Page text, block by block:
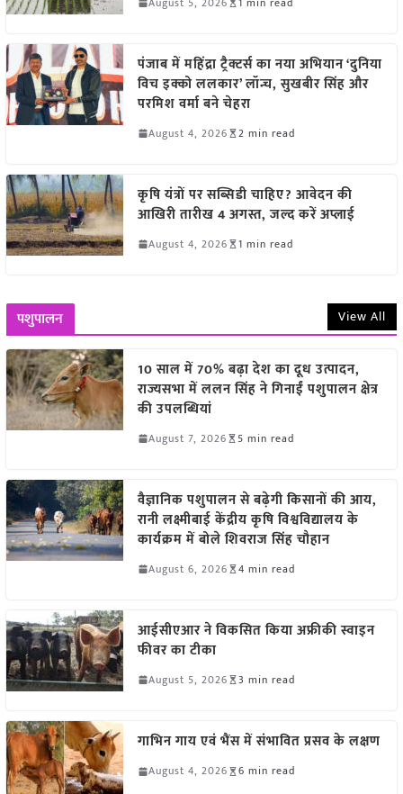
पंजाब में महिंद्रा ट्रैक्टर्स का नया अभियान ‘दुनिया
विच इक्को ललकार’ लॉन्च, सुखबीर सिंह और
परमिश वर्मा बने चेहरा
August 4, 2026 2 min read
कृषि यंत्रों पर सब्सिडी चाहिए? आवेदन की
आखिरी तारीख 4 अगस्त, जल्द करें अप्लाई
August 4, 2026 1 min read
पशुपालन View All
10 साल में 70% बढ़ा देश का दूध उत्पादन,
राज्यसभा में ललन सिंह ने गिनाईं पशुपालन क्षेत्र
की उपलब्धियां
August 7, 2026 5 min read
वैज्ञानिक पशुपालन से बढ़ेगी किसानों की आय,
रानी लक्ष्मीबाई केंद्रीय कृषि विश्वविद्यालय के
कार्यक्रम में बोले शिवराज सिंह चौहान
August 6, 2026 4 min read
आईसीएआर ने विकसित किया अफ्रीकी स्वाइन
फीवर का टीका
August 5, 2026 3 min read
गाभिन गाय एवं भैंस में संभावित प्रसव के लक्षण
August 4, 2026 6 min read